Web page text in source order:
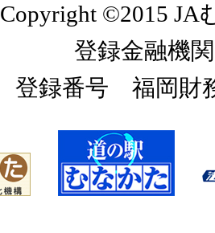
Copyright ©2015 JA
登録金融機
登録番号 福岡財